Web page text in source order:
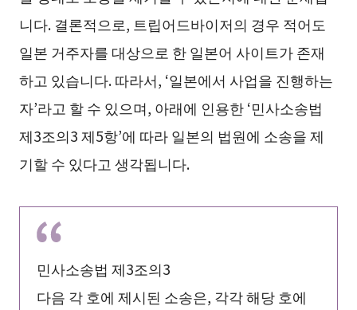
니다. 결론적으로, 트립어드바이저의 경우 적어도
일본 거주자를 대상으로 한 일본어 사이트가 존재
하고 있습니다. 따라서, ‘일본에서 사업을 진행하는
자’라고 할 수 있으며, 아래에 인용한 ‘민사소송법
제3조의3 제5항’에 따라 일본의 법원에 소송을 제
기할 수 있다고 생각됩니다.
민사소송법 제3조의3
다음 각 호에 제시된 소송은, 각각 해당 호에